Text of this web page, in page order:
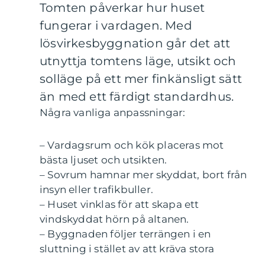
Tomten påverkar hur huset
fungerar i vardagen. Med
lösvirkesbyggnation går det att
utnyttja tomtens läge, utsikt och
solläge på ett mer finkänsligt sätt
än med ett färdigt standardhus.
Några vanliga anpassningar:
– Vardagsrum och kök placeras mot
bästa ljuset och utsikten.
– Sovrum hamnar mer skyddat, bort från
insyn eller trafikbuller.
– Huset vinklas för att skapa ett
vindskyddat hörn på altanen.
– Byggnaden följer terrängen i en
sluttning i stället av att kräva stora